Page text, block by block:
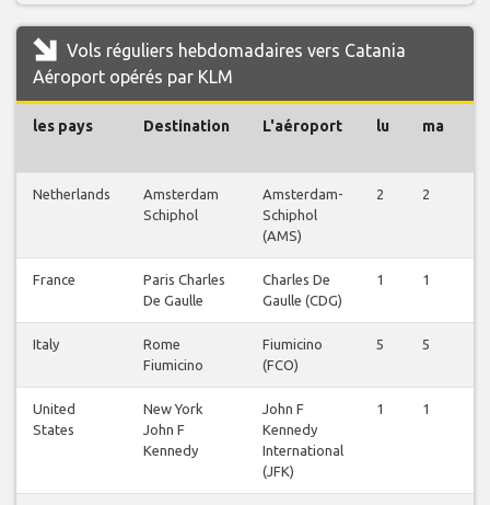
Vols réguliers hebdomadaires vers Catania
Aéroport opérés par KLM
les pays Destination L'aéroport lu ma
Netherlands
Amsterdam
Schiphol
Amsterdam-
Schiphol
(AMS)
2 2
France
Paris Charles
De Gaulle
Charles De
Gaulle (CDG)
1 1
Italy
Rome
Fiumicino
Fiumicino
(FCO)
5 5
United
States
New York
John F
Kennedy
John F
Kennedy
International
(JFK)
1 1